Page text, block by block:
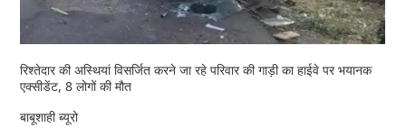
रिश्तेदार की अस्थियां विसर्जित करने जा रहे परिवार की गाड़ी का हाईवे पर भयानक
एक्सीडेंट, 8 लोगों की मौत
बाबूशाही ब्यूरो